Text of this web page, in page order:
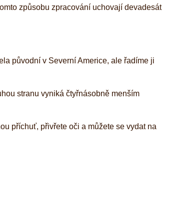
způsobu zpracování uchovají devadesát
původní v Severní Americe, ale řadíme ji
stranu vyniká čtyřnásobně menším
příchuť, přivřete oči a můžete se vydat na